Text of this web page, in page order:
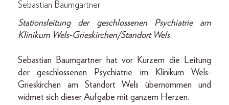
Sebastian Baumgartner
Stationsleitung der geschlossenen Psychiatrie am
Klinikum Wels-Grieskirchen/Standort Wels
Sebastian Baumgartner hat vor Kurzem die Leitung
der geschlossenen Psychiatrie im Klinikum Wels-
Grieskirchen am Standort Wels übernommen und
widmet sich dieser Aufgabe mit ganzem Herzen.